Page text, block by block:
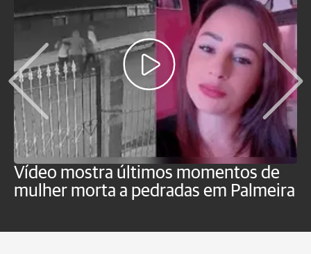
Vídeo mostra últimos momentos de
mulher morta a pedradas em Palmeira